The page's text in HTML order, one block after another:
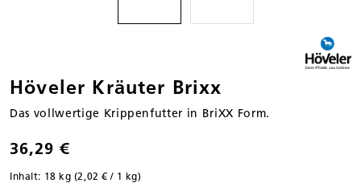
Höveler Kräuter Brixx
Das vollwertige Krippenfutter in BriXX Form.
36,29 €
Inhalt: 18 kg (2,02 € / 1 kg)